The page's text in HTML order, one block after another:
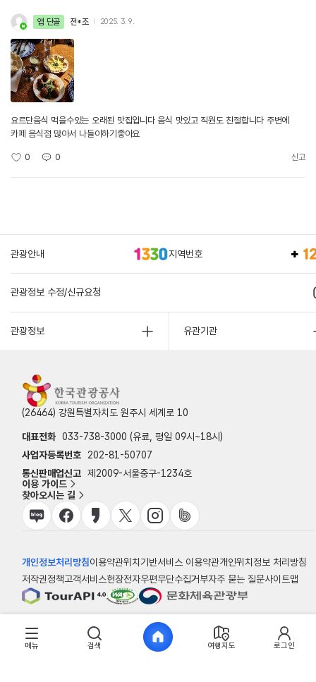
앱 단골 전*조 2025. 3. 9.
요르단음식 먹을수있는 오래된 맛집입니다 음식 맛있고 직원도 친절합니다 주변에
카페 음식점 많아서 나들이하기좋아요
0 0 신고
관광안내 지역번호
관광정보 수정/신규요청
관광정보 유관기관
(26464) 강원특별자치도 원주시 세계로 10
대표전화 033-738-3000 (유료, 평일 09시~18시)
사업자등록번호
202-81-50707
통신판매업신고 제2009-서울중구-1234호
이용 가이드
찾아오시는 길
개인정보처리방침이용약관위치기반서비스 이용약관개인위치정보 처리방침
저작권정책고객서비스헌장전자우편무단수집거부자주 묻는 질문사이트맵
© 한국관광공사
메뉴 검색 여행지도 로그인